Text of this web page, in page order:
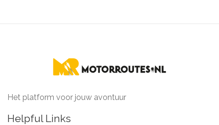
Het platform voor jouw avontuur
Helpful Links